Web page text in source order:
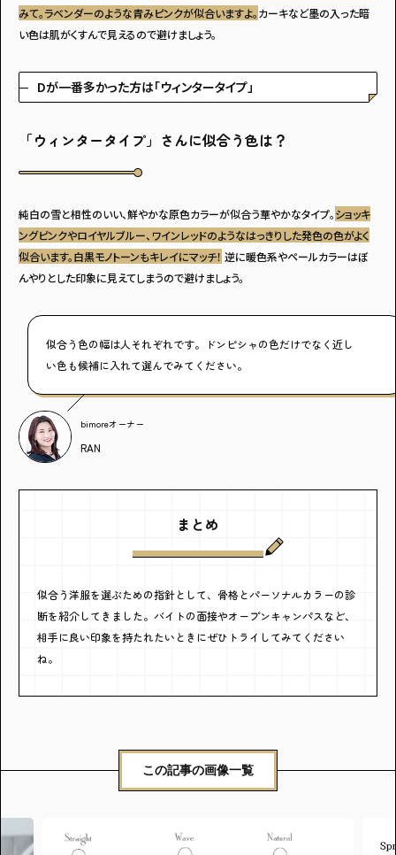
みて。ラベンダーのような青みピンクが似合いますよ。カーキなど墨の入った暗
い色は肌がくすんで見えるので避けましょう。
Dが一番多かった方は「ウィンタータイプ」
「ウィンタータイプ」さんに似合う色は？
純白の雪と相性のいい、鮮やかな原色カラーが似合う華やかなタイプ。ショッキ
ングピンクやロイヤルブルー、ワインレッドのようなはっきりした発色の色がよく
似合います。白黒モノトーンもキレイにマッチ！ 逆に暖色系やペールカラーはぼ
んやりとした印象に見えてしまうので避けましょう。
似合う色の幅は人それぞれです。ドンピシャの色だけでなく近し
い色も候補に入れて選んでみてください。
bimoreオーナー
RAN
まとめ
似合う洋服を選ぶための指針として、骨格とパーソナルカラーの診
断を紹介してきました。バイトの面接やオープンキャンパスなど、
相手に良い印象を持たれたいときにぜひトライしてみてください
ね。
この記事の画像一覧